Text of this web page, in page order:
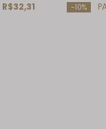
R$32,31 -10%